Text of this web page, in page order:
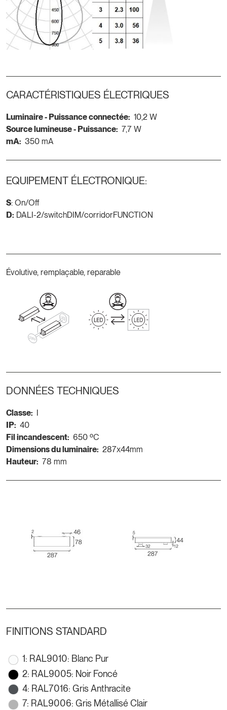
CARACTÉRISTIQUES ÉLECTRIQUES
Luminaire - Puissance connectée: 10,2 W
Source lumineuse - Puissance: 7,7 W
mA: 350 mA
EQUIPEMENT ÉLECTRONIQUE:
S: On/Off
D: DALI-2/switchDIM/corridorFUNCTION
Évolutive, remplaçable, reparable
DONNÉES TECHNIQUES
Classe:
IP: 40
Fil incandescent: 650 ºC
Dimensions du luminaire: 287x44mm
Hauteur: 78 mm
FINITIONS STANDARD
1: RAL9010: Blanc Pur
2: RAL9005: Noir Foncé
4: RAL7016: Gris Anthracite
7: RAL9006: Gris Métallisé Clair